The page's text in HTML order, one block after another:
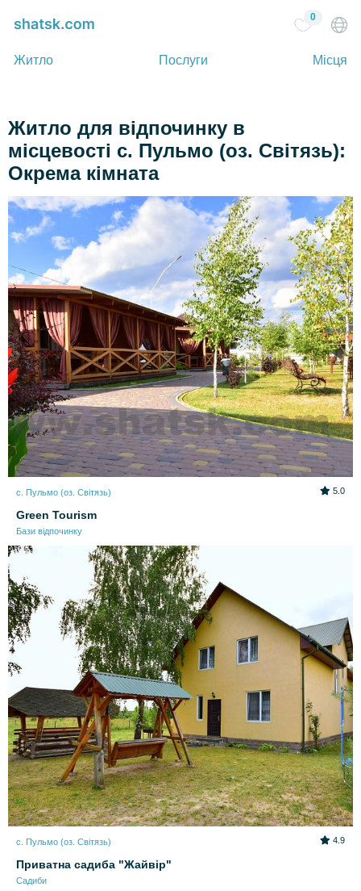
Житло Послуги Місця
0
Житло для відпочинку в
місцевості с. Пульмо (оз. Світязь):
Окрема кімната
с. Пульмо (оз. Світязь) 5.0
Green Tourism
Бази відпочинку
с. Пульмо (оз. Світязь) 4.9
Приватна садиба "Жайвір"
Садиби